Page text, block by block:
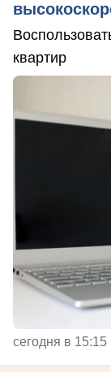
квартир
сегодня в 15:15